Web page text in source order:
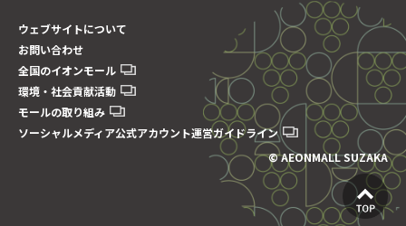
ウェブサイトについて
お問い合わせ
全国のイオンモール
環境・社会貢献活動
モールの取り組み
ソーシャルメディア公式アカウント運営ガイドライン
© AEONMALL SUZAKA